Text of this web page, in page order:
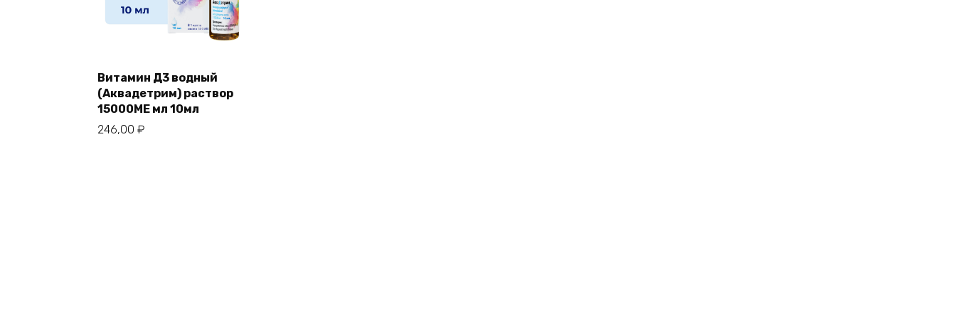
Витамин Д3 водный
(Аквадетрим) раствор
15000МЕ мл 10мл
246,00 ₽